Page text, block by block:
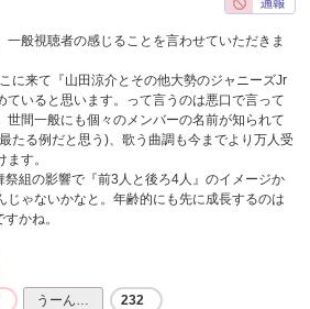
一般視聴者の感じることを言わせていただきま
に来て『山田涼介とその他大勢のジャニーズJr
ていると思います。って言うのは悪口で言って
世間一般にも個々のメンバーの名前が知られて
たる例だと思う)、歌う曲調も今までより万人受
す。
祭組の影響で『前3人と後ろ4人』のイメージか
じゃないかなと。年齢的にも先に成長するのは
かね。
うーん… 232